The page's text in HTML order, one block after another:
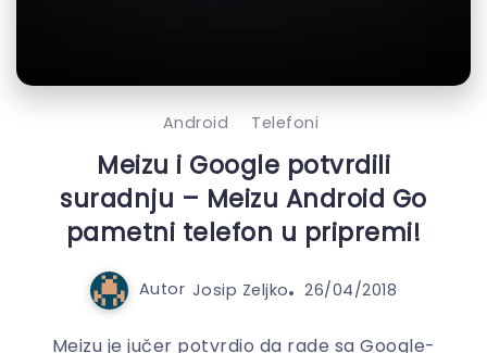
Android Telefoni
Meizu i Google potvrdili
suradnju – Meizu Android Go
pametni telefon u pripremi!
Autor Josip Zeljko 26/04/2018
Meizu je jučer potvrdio da rade sa Google-